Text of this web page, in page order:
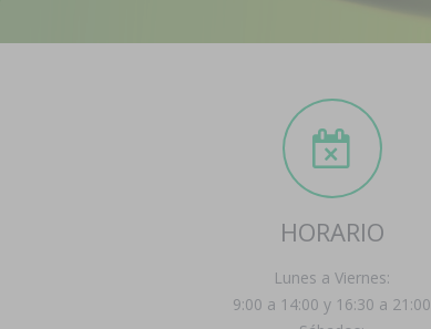
HORARIO
Lunes a Viernes:
9:00 a 14:00 y 16:30 a 21:00